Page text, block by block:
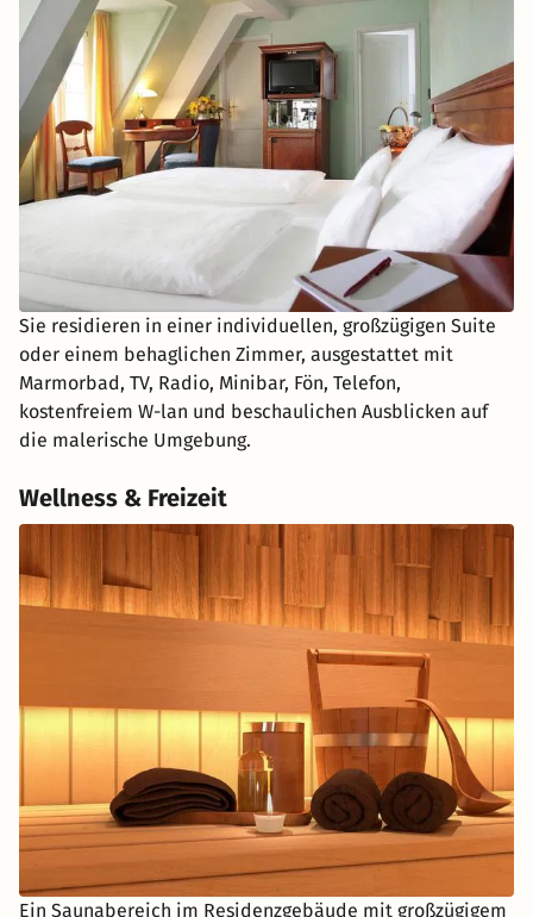
Sie residieren in einer individuellen, großzügigen Suite
oder einem behaglichen Zimmer, ausgestattet mit
Marmorbad, TV, Radio, Minibar, Fön, Telefon,
kostenfreiem W-lan und beschaulichen Ausblicken auf
die malerische Umgebung.
Wellness & Freizeit
Ein Saunabereich im Residenzgebäude mit großzügigem